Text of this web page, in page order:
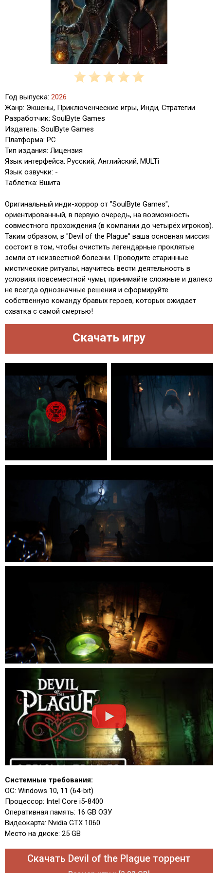
Год выпуска: 2026
Жанр: Экшены, Приключенческие игры, Инди, Стратегии
Разработчик: SoulByte Games
Издатель: SoulByte Games
Платформа: PC
Тип издания: Лицензия
Язык интерфейса: Русский, Английский, MULTi
Язык озвучки: -
Таблетка: Вшита
Оригинальный инди-хоррор от "SoulByte Games",
ориентированный, в первую очередь, на возможность
совместного прохождения (в компании до четырёх игроков).
Таким образом, в "Devil of the Plague" ваша основная миссия
состоит в том, чтобы очистить легендарные проклятые
земли от неизвестной болезни. Проводите старинные
мистические ритуалы, научитесь вести деятельность в
условиях повсеместной чумы, принимайте сложные и далеко
не всегда однозначные решения и сформируйте
собственную команду бравых героев, которых ожидает
схватка с самой смертью!
Скачать игру
Системные требования:
ОС: Windows 10, 11 (64-bit)
Процессор: Intel Core i5-8400
Оперативная память: 16 GB ОЗУ
Видеокарта: Nvidia GTX 1060
Место на диске: 25 GB
Скачать Devil of the Plague торрент